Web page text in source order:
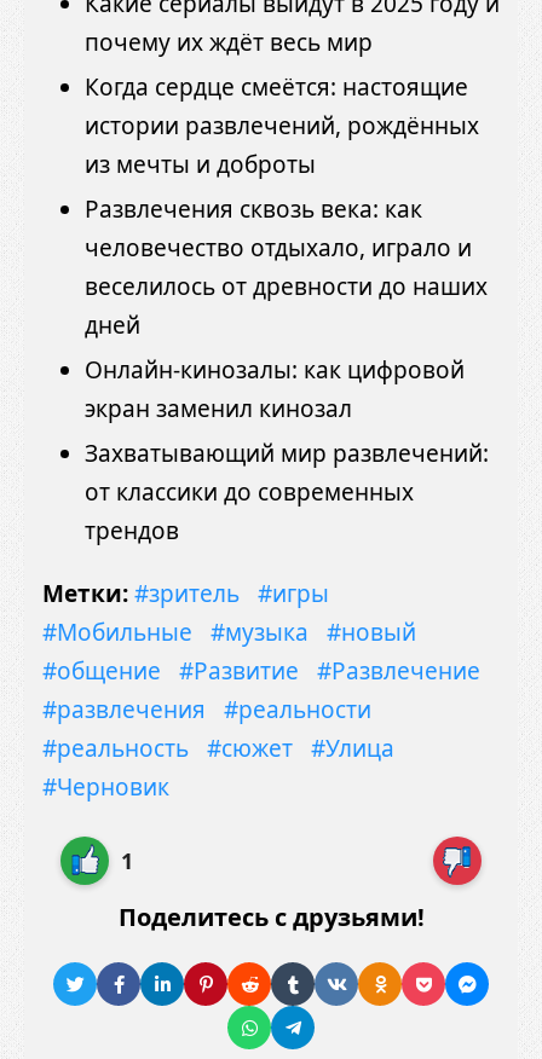
почему их ждёт весь мир
Когда сердце смеётся: настоящие
истории развлечений, рождённых
из мечты и доброты
Развлечения сквозь века: как
человечество отдыхало, играло и
веселилось от древности до наших
дней
Онлайн-кинозалы: как цифровой
экран заменил кинозал
Захватывающий мир развлечений:
от классики до современных
трендов
Метки:#зритель #игры
#Мобильные
#музыка
#новый
#общение
#Развитие
#Развлечение
#развлечения
#реальности
#реальность #сюжет #Улица
#Черновик
1
Поделитесь с друзьями!